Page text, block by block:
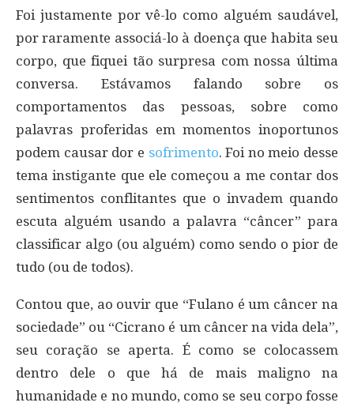
Foi justamente por vê-lo como alguém saudável,
por raramente associá-lo à doença que habita seu
corpo, que fiquei tão surpresa com nossa última
conversa. Estávamos falando sobre os
comportamentos das pessoas, sobre como
palavras proferidas em momentos inoportunos
podem causar dor e sofrimento. Foi no meio desse
tema instigante que ele começou a me contar dos
sentimentos conflitantes que o invadem quando
escuta alguém usando a palavra “câncer” para
classificar algo (ou alguém) como sendo o pior de
tudo (ou de todos).
Contou que, ao ouvir que “Fulano é um câncer na
sociedade” ou “Cicrano é um câncer na vida dela”,
seu coração se aperta. É como se colocassem
dentro dele o que há de mais maligno na
humanidade e no mundo, como se seu corpo fosse